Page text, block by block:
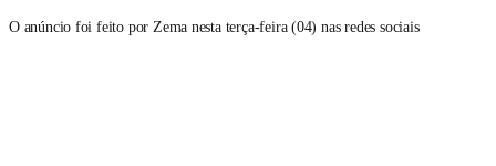
O anúncio foi feito por Zema nesta terça-feira (04) nas redes sociais